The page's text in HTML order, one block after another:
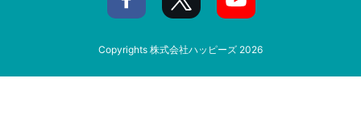
Copyrights 株式会社ハッピーズ 2026